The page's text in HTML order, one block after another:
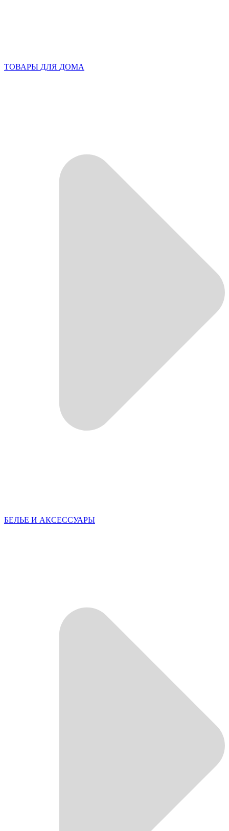
ТОВАРЫ ДЛЯ ДОМА
БЕЛЬЕ И АКСЕССУАРЫ